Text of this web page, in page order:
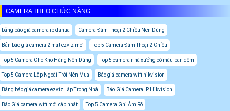
CAMERA THEO CHỨC NĂNG
bảng báo giá camera ip dahua Camera Đàm Thoại 2 Chiều Nên Dùng
Bản báo giá camera 2 mắt ezviz mới Top 5 Camera Đàm Thoại 2 Chiều
Top 5 Camera Cho Kho Hàng Nên Dùng Top 5 camera nhà xưởng có màu ban đêm
Top 5 Camera Lắp Ngoài Trời Nên Mua Báo giá camera wifi hikvision
Bảng báo giá camera ezviz Lắp Trong Nhà Báo Giá Camera IP Hikvision
Báo Giá camera wifi mới cập nhật Top 5 Camera Ghi Âm Rõ